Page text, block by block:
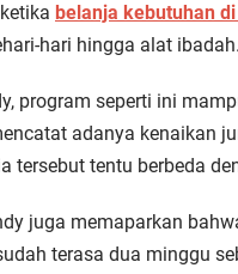
belanja kebutuhan
hari hingga alat ibadah.
program seperti ini
adanya kenaikan
tersebut tentu berbeda
juga memaparkan
terasa dua minggu